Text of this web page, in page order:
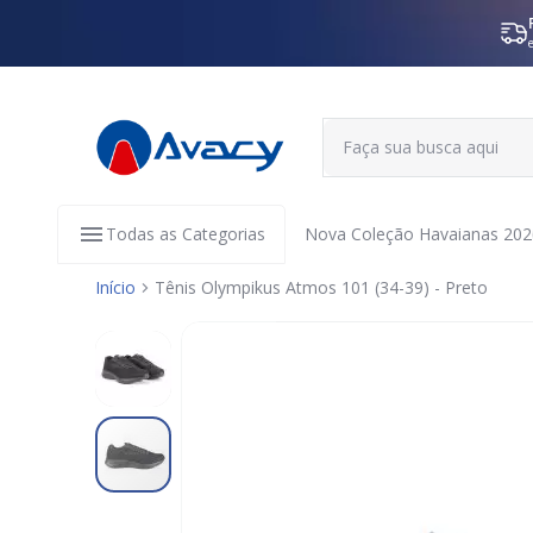
Todas as Categorias Nova Coleção Havaianas
Início
Tênis Olympikus Atmos 101 (34-39) - Preto
para
o
final
da
Galeria
de